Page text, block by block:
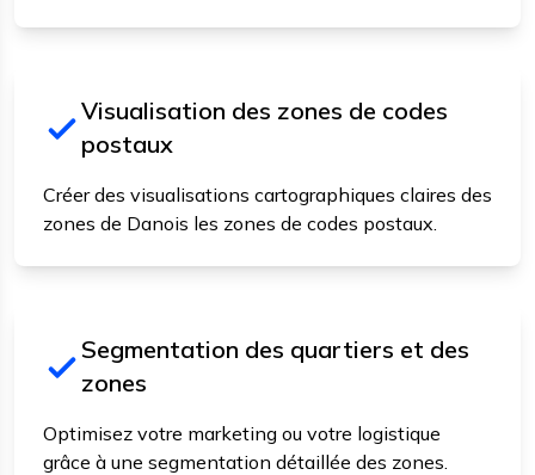
Visualisation des zones de codes
postaux
Créer des visualisations cartographiques claires des
zones de Danois les zones de codes postaux.
Segmentation des quartiers et des
zones
Optimisez votre marketing ou votre logistique
grâce à une segmentation détaillée des zones.